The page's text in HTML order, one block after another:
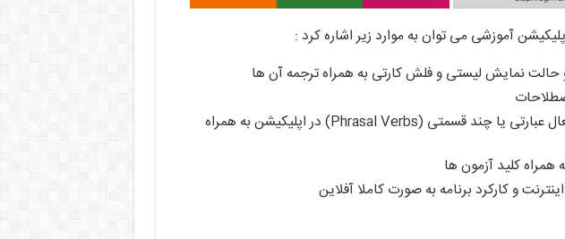
آموزشی می توان به موارد زیر اشاره کرد :
نمایش لیستی و فلش کارتی به همراه ترجمه آن ها
وجود تعداد بی شماری از افعال عبارتی یا چند قسمتی (Phrasal Verbs) در اپلیکیشن به همراه
کلید آزمون ها
و کارکرد برنامه به صورت کاملا آفلاین